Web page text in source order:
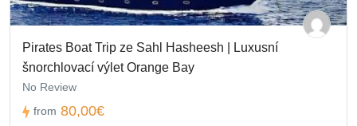
Pirates Boat Trip ze Sahl Hasheesh | Luxusní
šnorchlovací výlet Orange Bay
No Review
from 80,00€